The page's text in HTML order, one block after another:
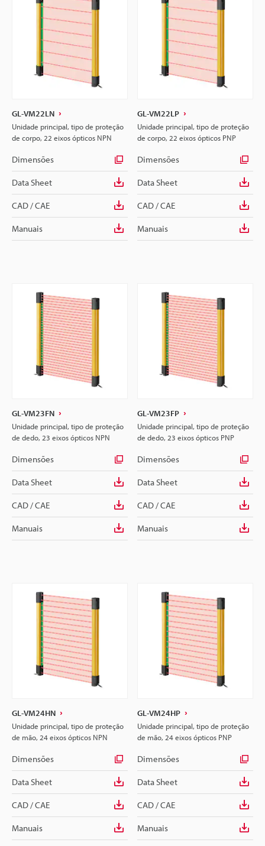
GL-VM22LN
Unidade principal, tipo de proteção
de corpo, 22 eixos ópticos NPN
Dimensões
Data Sheet
CAD / CAE
Manuais
GL-VM22LP
Unidade principal, tipo de proteção
de corpo, 22 eixos ópticos PNP
Dimensões
Data Sheet
CAD / CAE
Manuais
GL-VM23FN
Unidade principal, tipo de proteção
de dedo, 23 eixos ópticos NPN
Dimensões
Data Sheet
CAD / CAE
Manuais
GL-VM23FP
Unidade principal, tipo de proteção
de dedo, 23 eixos ópticos PNP
Dimensões
Data Sheet
CAD / CAE
Manuais
GL-VM24HN
Unidade principal, tipo de proteção
de mão, 24 eixos ópticos NPN
Dimensões
Data Sheet
CAD / CAE
Manuais
GL-VM24HP
Unidade principal, tipo de proteção
de mão, 24 eixos ópticos PNP
Dimensões
Data Sheet
CAD / CAE
Manuais